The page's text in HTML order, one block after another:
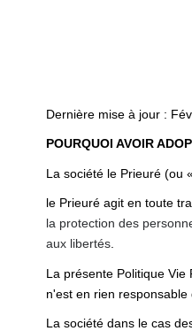
Dernière mise à jour :
POURQUOI AVOIR
La société le Prieuré (ou
le Prieuré agit en toute
la protection des
aux libertés
La présente Politique
n'est en rien
La société dans le cas